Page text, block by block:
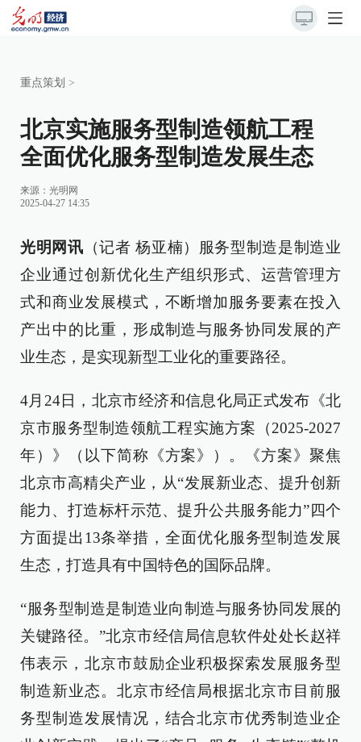
重点策划 >
北京实施服务型制造领航工程
全面优化服务型制造发展生态
来源： 光明网
2025-04-27 14:35
光明网讯 （记者 杨亚楠）服务型制造是制造业
企业通过创新优化生产组织形式、运营管理方
式和商业发展模式，不断增加服务要素在投入
产出中的比重，形成制造与服务协同发展的产
业生态，是实现新型工业化的重要路径。
4月24日，北京市经济和信息化局正式发布《北
京市服务型制造领航工程实施方案（2025-2027
年）》（以下简称《方案》）。《方案》聚焦
北京市高精尖产业，从“发展新业态、提升创新
能力、打造标杆示范、提升公共服务能力”四个
方面提出13条举措，全面优化服务型制造发展
生态，打造具有中国特色的国际品牌。
“服务型制造是制造业向制造与服务协同发展的
关键路径。”北京市经信局信息软件处处长赵祥
伟表示，北京市鼓励企业积极探索发展服务型
制造新业态。北京市经信局根据北京市目前服
务型制造发展情况，结合北京市优秀制造业企